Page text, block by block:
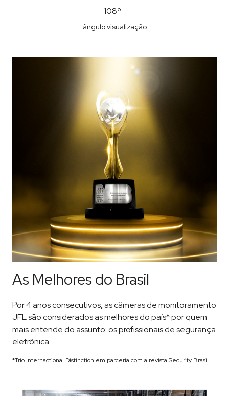
ângulo visualização
108º
As Melhores do Brasil
Por 4 anos consecutivos,as câmeras de monitoramento
JFL são considerados as melhores do país* por quem
mais entende do assunto: os profissionais de segurança
eletrônica.
*Trio Internactional Distinction em parceria com a revista Security Brasil.